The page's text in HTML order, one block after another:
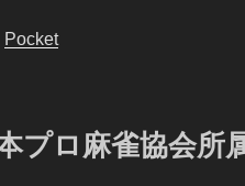
Pocket
プロ麻雀協会